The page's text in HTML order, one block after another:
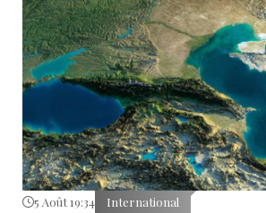
5 Août 19:34 International